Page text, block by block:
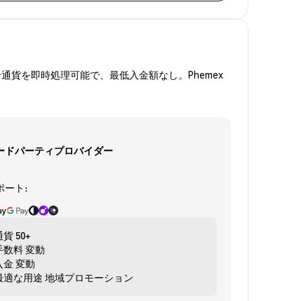
貨を即時処理可能で、最低入金額なし。Phemex
ドパーティプロバイダー
ート:
貨 50+
数料変動
金 変動
適な用途 地域プロモーション